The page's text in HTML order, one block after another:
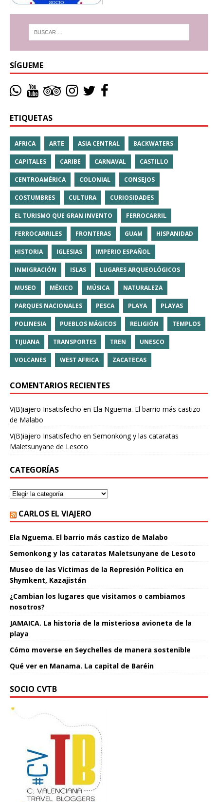
SÍGUEME
ETIQUETAS
AFRICA ARTE ASIA CENTRAL BACKWATERS
CAPITALES CARIBE CARNAVAL CASTILLO
CENTROAMÉRICA COLONIAL CONSEJOS
COSTUMBRES CULTURA CURIOSIDADES
EL TURISMO QUE GRAN INVENTO FERROCARRIL
FERROCARRILES FRONTERAS GUAM HISPANIDAD
HISTORIA IGLESIAS IMPERIO ESPAÑOL
INMIGRACIÓN ISLAS LUGARES ARQUEOLÓGICOS
MUSEO MÉXICO MÚSICA NATURALEZA
PARQUES NACIONALES PESCA PLAYA PLAYAS
POLINESIA PUEBLOS MÁGICOS RELIGIÓN TEMPLOS
TIJUANA TRANSPORTES TREN UNESCO
VOLCANES WEST AFRICA ZACATECAS
COMENTARIOS RECIENTES
V(B)iajero Insatisfecho en Ela Nguema. El barrio más castizo
de Malabo
V(B)iajero Insatisfecho en Semonkong y las cataratas
Maletsunyane de Lesoto
CATEGORÍAS
CARLOS EL VIAJERO
Ela Nguema. El barrio más castizo de Malabo
Semonkong y las cataratas Maletsunyane de Lesoto
Museo de las Víctimas de la Represión Política en
Shymkent, Kazajistán
¿Cambian los lugares que visitamos o cambiamos
nosotros?
JAMAICA. La historia de la misteriosa avioneta de la
playa
Cómo moverse en Seychelles de manera sostenible
Qué ver en Manama. La capital de Baréin
SOCIO CVTB